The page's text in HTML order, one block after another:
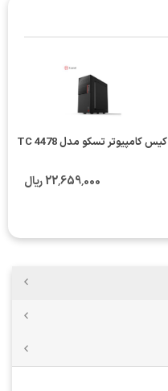
کیس کامپیوتر تسکو مدل TC 4478
22٬659٬000 ریال